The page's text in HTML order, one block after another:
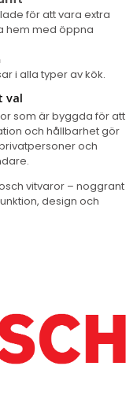
för att vara extra
hem med öppna
i alla typer av kök.
val
som är byggda för att
och hållbarhet gör
och
vitvaror – noggrant
design och